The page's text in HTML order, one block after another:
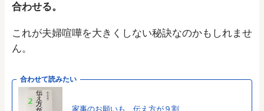
合わせる。
これが夫婦喧嘩を大きくしない秘訣なのかもしれませ
ん。
合わせて読みたい
家事のお願いも、伝え方が９割